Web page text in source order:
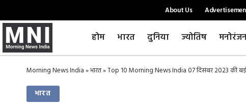
About Us
होम भारत दुनिया ज्योतिष
Morning News India»भारत»Top 10 Morning News India 07 दिसंबर 2023 की
भारत